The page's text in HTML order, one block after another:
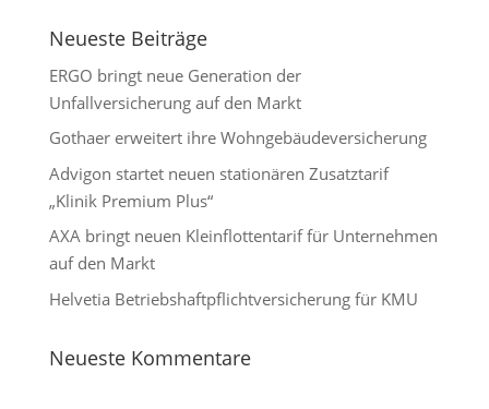
Neueste Beiträge
ERGO bringt neue Generation der
Unfallversicherung auf den Markt
Gothaer erweitert ihre Wohngebäudeversicherung
Advigon startet neuen stationären Zusatztarif
„Klinik Premium Plus“
AXA bringt neuen Kleinflottentarif für Unternehmen
auf den Markt
Helvetia Betriebshaftpflichtversicherung für KMU
Neueste Kommentare